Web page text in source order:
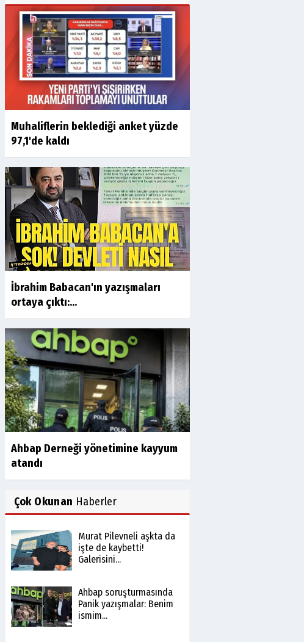
Muhaliflerin beklediği anket yüzde
97,1'de kaldı
İbrahim Babacan'ın yazışmaları
ortaya çıktı:...
Ahbap Derneği yönetimine kayyum
atandı
Çok Okunan Haberler
Murat Pilevneli aşkta da
işte de kaybetti!
Galerisini...
Ahbap soruşturmasında
Panik yazışmalar: Benim
ismim...